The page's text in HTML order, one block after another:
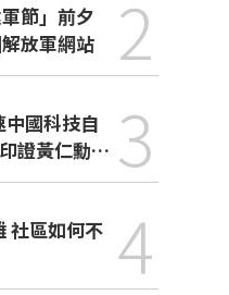
節」前夕
放軍網站
2
證黃仁勳觀 3
4